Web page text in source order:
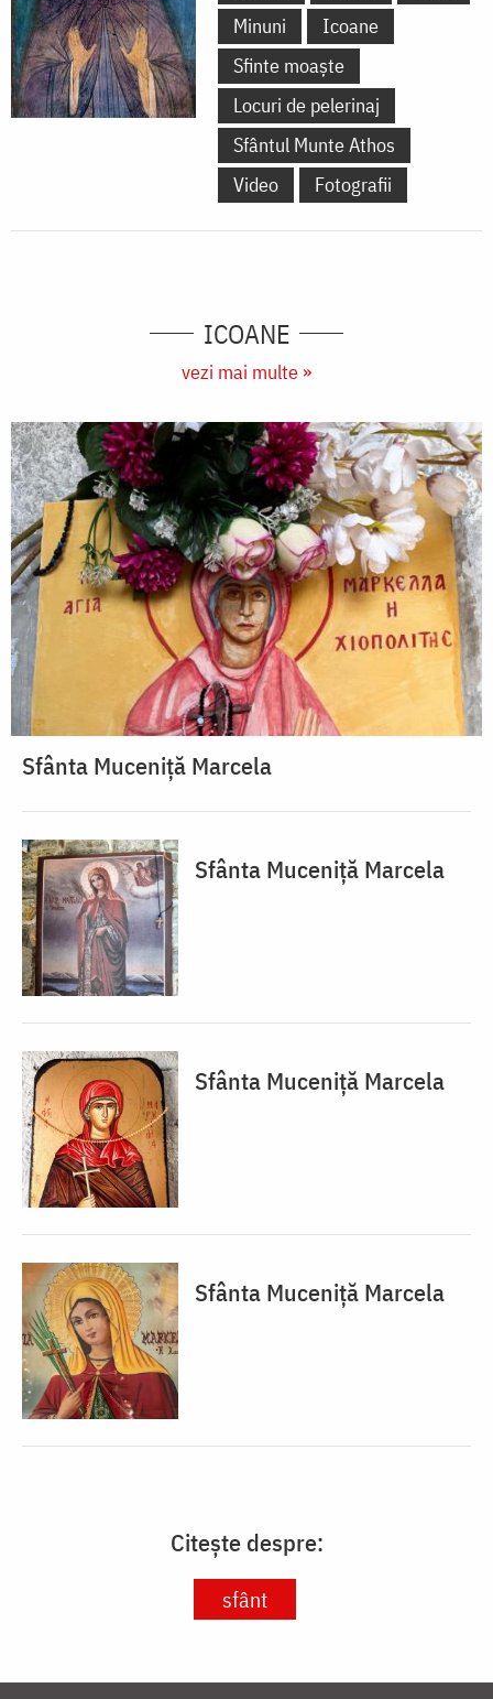
Minuni
Icoane
Sfinte moaște
Locuri de pelerinaj
Sfântul Munte Athos
Video
Fotografii
ICOANE
vezi mai multe »
Sfânta Muceniță Marcela
Sfânta Muceniță Marcela
Sfânta Muceniță Marcela
Sfânta Muceniță Marcela
Citește despre:
sfânt